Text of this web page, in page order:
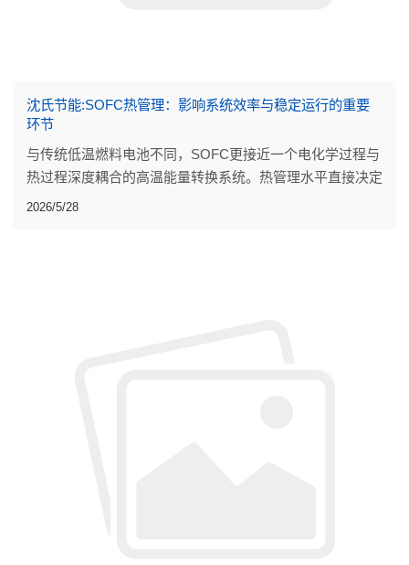
沈氏节能:SOFC热管理：影响系统效率与稳定运行的重要
环节
与传统低温燃料电池不同，SOFC更接近一个电化学过程与
热过程深度耦合的高温能量转换系统。热管理水平直接决定
着系统整体性能。
2026/5/28